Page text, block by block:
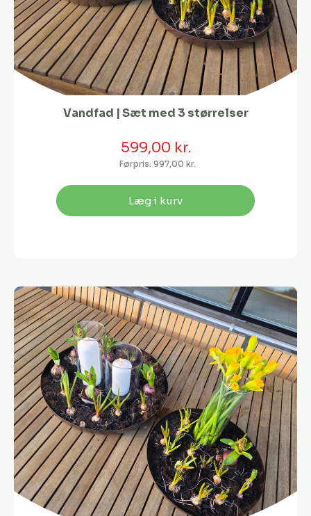
Vandfad | Sæt med 3 størrelser
599,00 kr.
Førpris: 997,00 kr.
Læg i kurv